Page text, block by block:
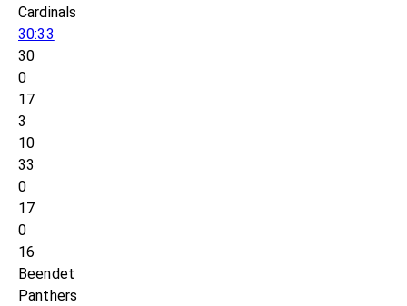
Cardinals
30:33
30
0
17
3
10
33
0
17
0
16
Beendet
Panthers